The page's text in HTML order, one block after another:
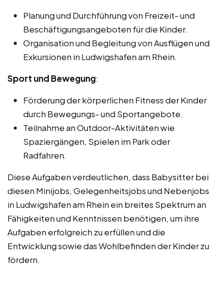
Planung und Durchführung von Freizeit- und
Beschäftigungsangeboten für die Kinder.
Organisation und Begleitung von Ausflügen und
Exkursionen in Ludwigshafen am Rhein.
Sport und Bewegung:
Förderung der körperlichen Fitness der Kinder
durch Bewegungs- und Sportangebote.
Teilnahme an Outdoor-Aktivitäten wie
Spaziergängen, Spielen im Park oder
Radfahren.
Diese Aufgaben verdeutlichen, dass Babysitter bei
diesen Minijobs, Gelegenheitsjobs und Nebenjobs
in Ludwigshafen am Rhein ein breites Spektrum an
Fähigkeiten und Kenntnissen benötigen, um ihre
Aufgaben erfolgreich zu erfüllen und die
Entwicklung sowie das Wohlbefinden der Kinder zu
fördern.